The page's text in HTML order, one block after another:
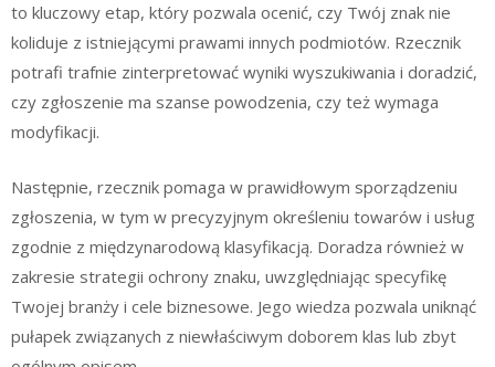
to kluczowy etap, który pozwala ocenić, czy Twój znak nie
koliduje z istniejącymi prawami innych podmiotów. Rzecznik
potrafi trafnie zinterpretować wyniki wyszukiwania i doradzić,
czy zgłoszenie ma szanse powodzenia, czy też wymaga
modyfikacji.
Następnie, rzecznik pomaga w prawidłowym sporządzeniu
zgłoszenia, w tym w precyzyjnym określeniu towarów i usług
zgodnie z międzynarodową klasyfikacją. Doradza również w
zakresie strategii ochrony znaku, uwzględniając specyfikę
Twojej branży i cele biznesowe. Jego wiedza pozwala uniknąć
pułapek związanych z niewłaściwym doborem klas lub zbyt